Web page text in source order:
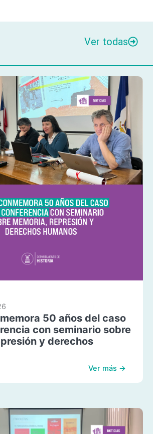
Ver todas
50 años del caso
con seminario sobre
y derechos
Ver más →